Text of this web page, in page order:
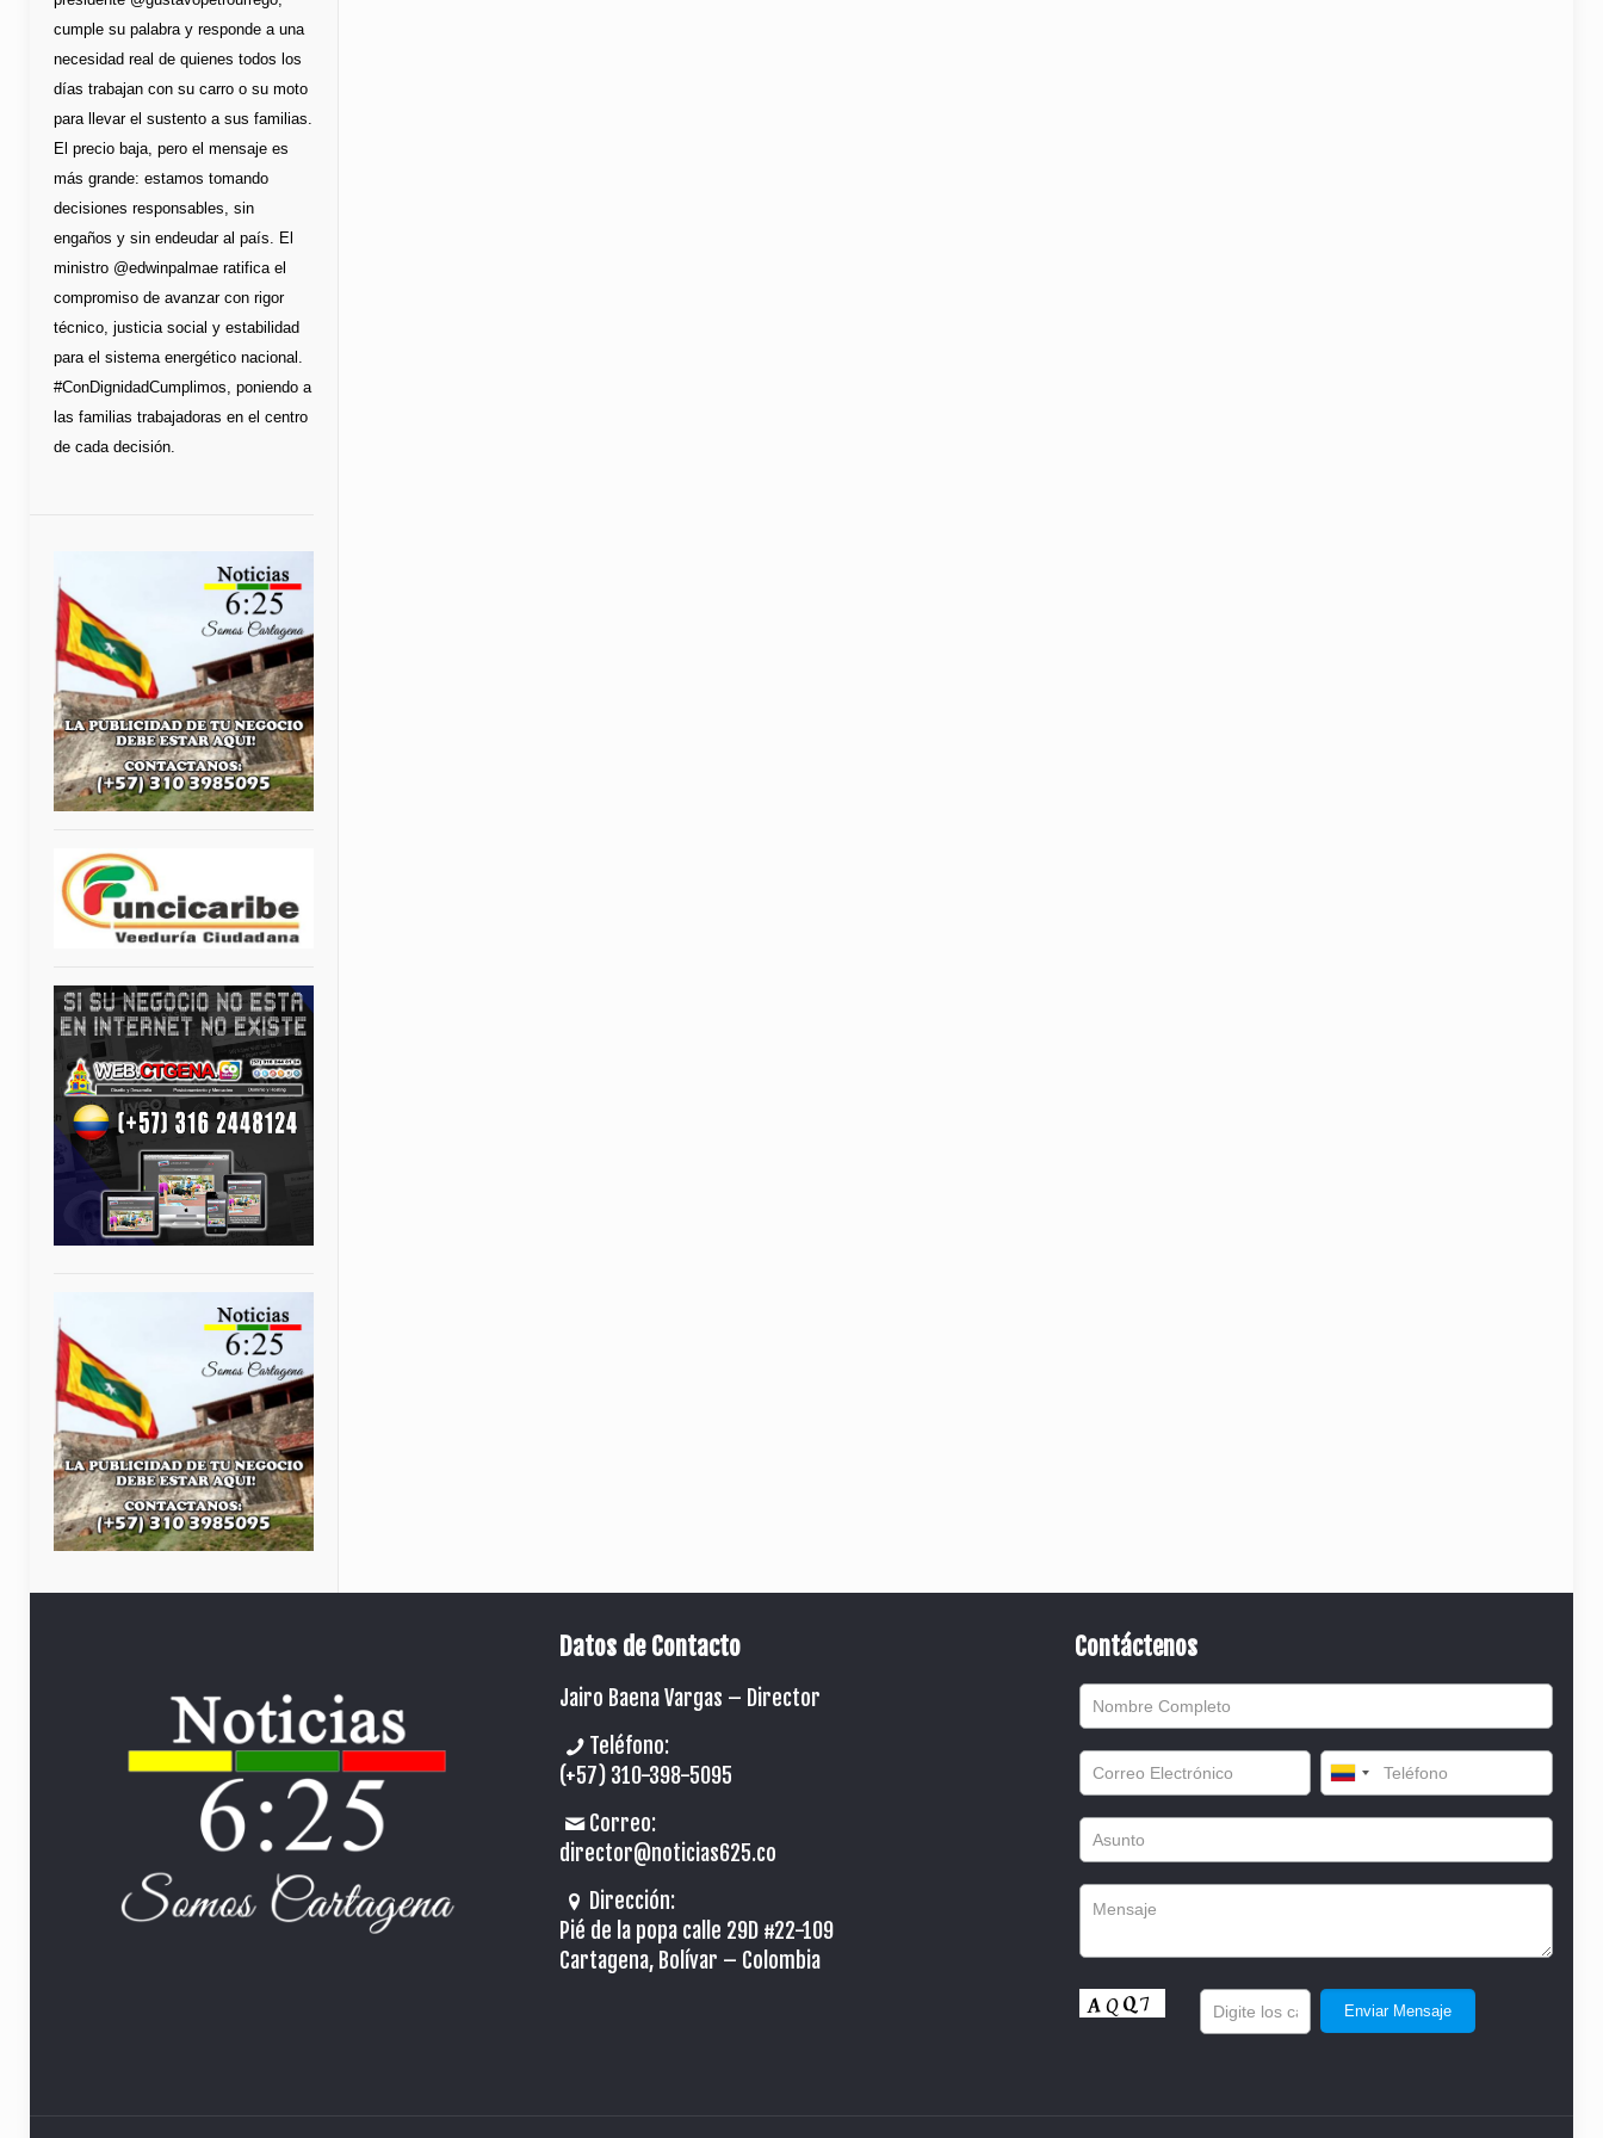
cumple su palabra y responde a una
necesidad real de quienes todos los
días trabajan con su carro o su moto
para llevar el sustento a sus familias.
El precio baja, pero el mensaje es
más grande: estamos tomando
decisiones responsables, sin
engaños y sin endeudar al país. El
ministro @edwinpalmae ratifica el
compromiso de avanzar con rigor
técnico, justicia social y estabilidad
para el sistema energético nacional.
#ConDignidadCumplimos, poniendo a
las familias trabajadoras en el centro
de cada decisión.
Datos de Contacto
Jairo Baena Vargas – Director
Teléfono:
(+57) 310-398-5095
Correo:
director@noticias625.co
Dirección:
Pié de la popa calle 29D #22-109
Cartagena, Bolívar – Colombia
Contáctenos